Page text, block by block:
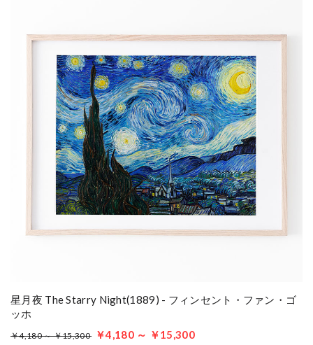
星月夜 The Starry Night(1889) - フィンセント・ファン・ゴ
ッホ
￥4,180 ～ ￥15,300 ￥4,180 ～ ￥15,300